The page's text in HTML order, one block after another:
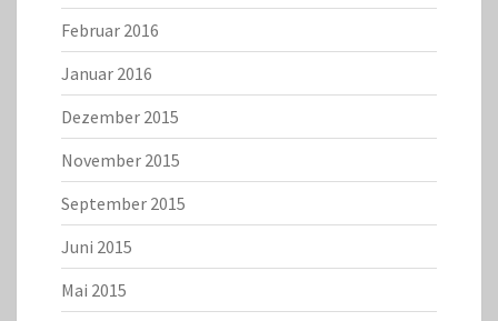
Februar 2016
Januar 2016
Dezember 2015
November 2015
September 2015
Juni 2015
Mai 2015